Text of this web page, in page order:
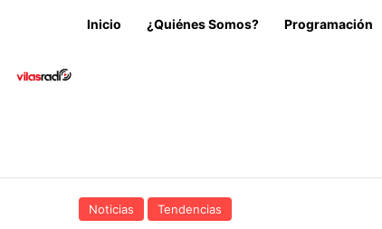
Inicio ¿Quiénes Somos? Programación
Noticias Tendencias